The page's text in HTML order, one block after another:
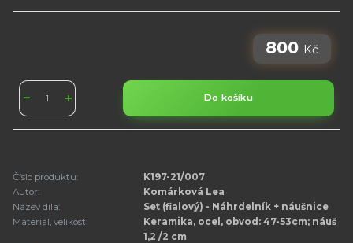
800 Kč
Do košíku
Číslo produktu:
K197-21/007
Autor:
Komárková Lea
Název díla:
Set (fialový) - Náhrdelník + náušnice
Materiál, velikost:
Keramika, ocel, obvod: 47-53cm; náuš
1,2 /2 cm